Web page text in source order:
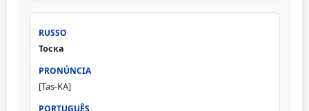
Тоска
[Tas-KA]